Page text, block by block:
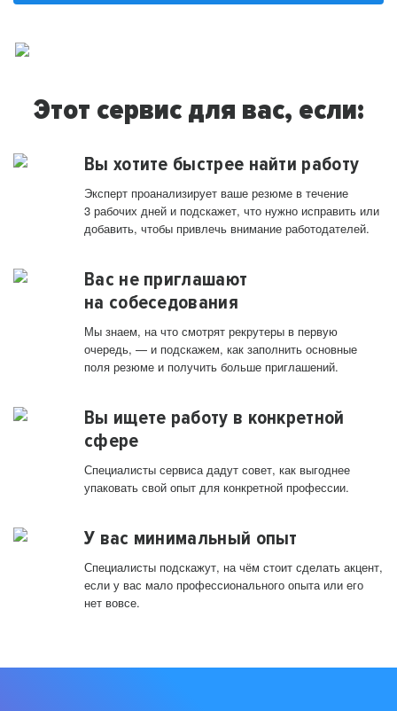
Этот сервис для вас, если:
Вы хотите быстрее найти работу
Эксперт проанализирует ваше резюме в течение
3 рабочих дней и подскажет, что нужно исправить или
добавить, чтобы привлечь внимание работодателей.
Вас не приглашают
на собеседования
Мы знаем, на что смотрят рекрутеры в первую
очередь, — и подскажем, как заполнить основные
поля резюме и получить больше приглашений.
Вы ищете работу в конкретной
сфере
Специалисты сервиса дадут совет, как выгоднее
упаковать свой опыт для конкретной профессии.
У вас минимальный опыт
Специалисты подскажут, на чём стоит сделать акцент,
если у вас мало профессионального опыта или его
нет вовсе.